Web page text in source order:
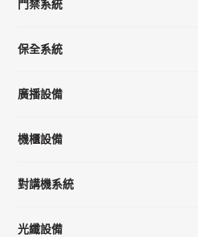
門禁系統
保全系統
廣播設備
機櫃設備
對講機系統
光纖設備